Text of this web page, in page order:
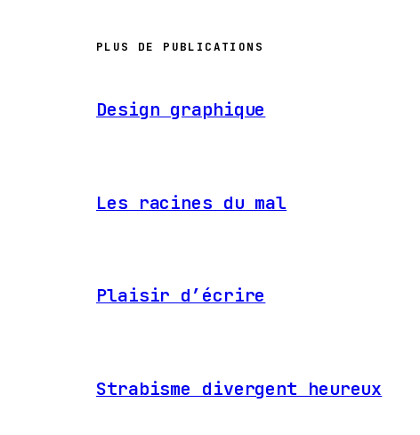
PLUS DE PUBLICATIONS
Design graphique
Les racines du mal
Plaisir d’écrire
Strabisme divergent heureux